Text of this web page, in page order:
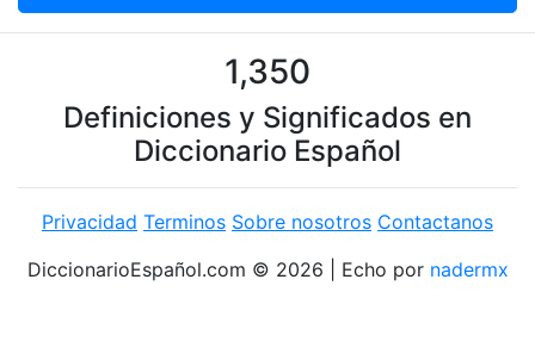
1,350
Definiciones y Significados en
Diccionario Español
Privacidad Terminos Sobre nosotros Contactanos
DiccionarioEspañol.com © 2026 | Echo por nadermx